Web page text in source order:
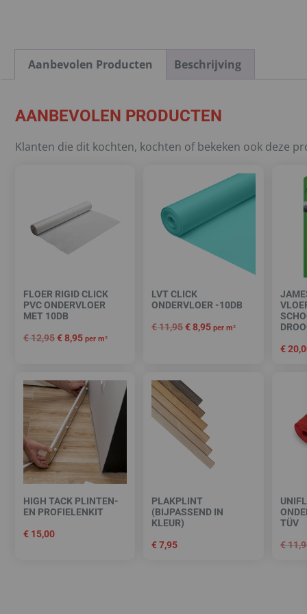
Aanbevolen Producten Beschrijving
AANBEVOLEN PRODUCTEN
Klanten die dit kochten, kochten of bekeken ook deze
FLOER RIGID CLICK
PVC ONDERVLOER
MET 10DB
€12,95€8,95 per m²
LVT CLICK
ONDERVLOER -10DB
€11,95 €8,95 per m²
€
HIGH TACK PLINTEN-
EN PROFIELENKIT
€ 15,00
PLAKPLINT
(BIJPASSEND IN
KLEUR)
€7,95
TÜV
€